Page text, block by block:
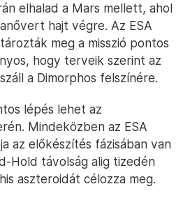
elhalad a Mars mellett, ahol
hajt végre. Az ESA
meg a misszió pontos
hogy terveik szerint az
a Dimorphos felszínére.
lépés lehet az
Mindeközben az ESA
az előkészítés fázisában van
Hold távolság alig tizedén
aszteroidát célozza meg.